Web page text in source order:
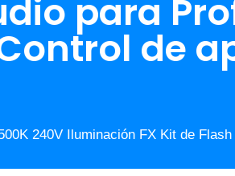
para
de
240V Iluminación FX Kit de